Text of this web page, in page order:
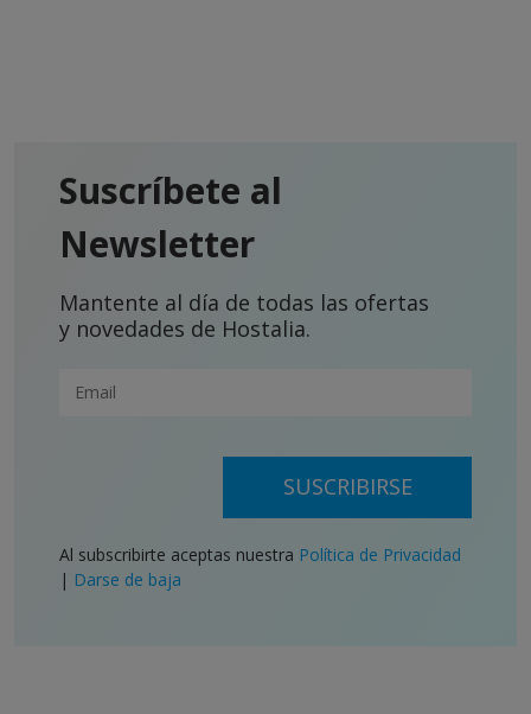
Suscríbete al
Newsletter
Mantente al día de todas las ofertas
y novedades de Hostalia.
SUSCRIBIRSE
Al subscribirte aceptas nuestra Política de Privacidad
| Darse de baja